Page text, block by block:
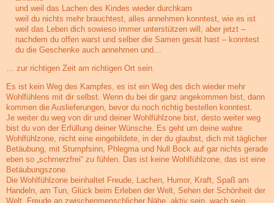
und weil das Lachen des Kindes wieder durchkam
weil du nichts mehr brauchtest, alles annehmen konntest, wie es ist
weil das Leben dich sowieso immer unterstützen will, aber jetzt –
nachdem du offen warst und selber die Samen gesät hast – konntest
du die Geschenke auch annehmen und…
… zur richtigen Zeit am richtigen Ort sein.
Es ist kein Weg des Kampfes, es ist ein Weg des dich wieder mehr
Wohlfühlens mit dir selbst. Wenn du bei dir ganz angekommen bist, dann
kommen die Auslieferungen, bevor du noch richtig bestellen konntest.
Je weiter du weg von dir und deiner Wohlfühlzone bist, desto weiter weg
bist du von der Erfüllung deiner Wünsche. Es geht um deine wahre
Wohlfühlzone, nicht eine eingebildete, in der du glaubst, dich mit täglicher
Betäubung, mit Stumpfsinn, Phlegma und Null Bock auf gar nichts gerade
eben so „schmerzfrei“ zu fühlen. Das ist keine Wohlfühlzone, das ist eine
Betäubungszone.
Die Wohlfühlzone beinhaltet Freude, Lachen, Humor, Kraft, Spaß am
Handeln, am Tun, Glück beim Erleben der Welt, Sehen der Schönheit der
Welt, Freude an zwischenmenschlicher Nähe, aktiv sein, wach sein,